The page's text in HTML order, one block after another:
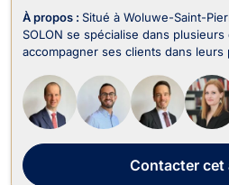
À propos : Situé à Woluwe-Saint-
SOLON se spécialise dans
accompagner ses clients dans
des Affaires, Droit des Sociétés,
Successions, Droit Commercia...
Contactercet